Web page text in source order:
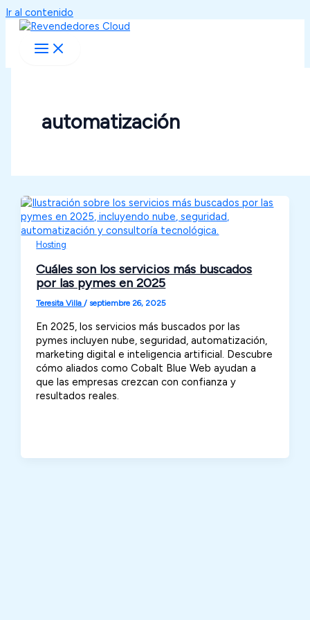
Ir al contenido
automatización
Hosting
Cuáles son los servicios más buscados
por las pymes en 2025
Teresita Villa/septiembre 26, 2025
En 2025, los servicios más buscados por las
pymes incluyen nube, seguridad, automatización,
marketing digital e inteligencia artificial. Descubre
cómo aliados como Cobalt Blue Web ayudan a
que las empresas crezcan con confianza y
resultados reales.